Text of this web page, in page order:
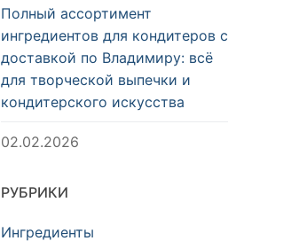
Полный ассортимент
ингредиентов для кондитеров с
доставкой по Владимиру: всё
для творческой выпечки и
кондитерского искусства
02.02.2026
РУБРИКИ
Ингредиенты